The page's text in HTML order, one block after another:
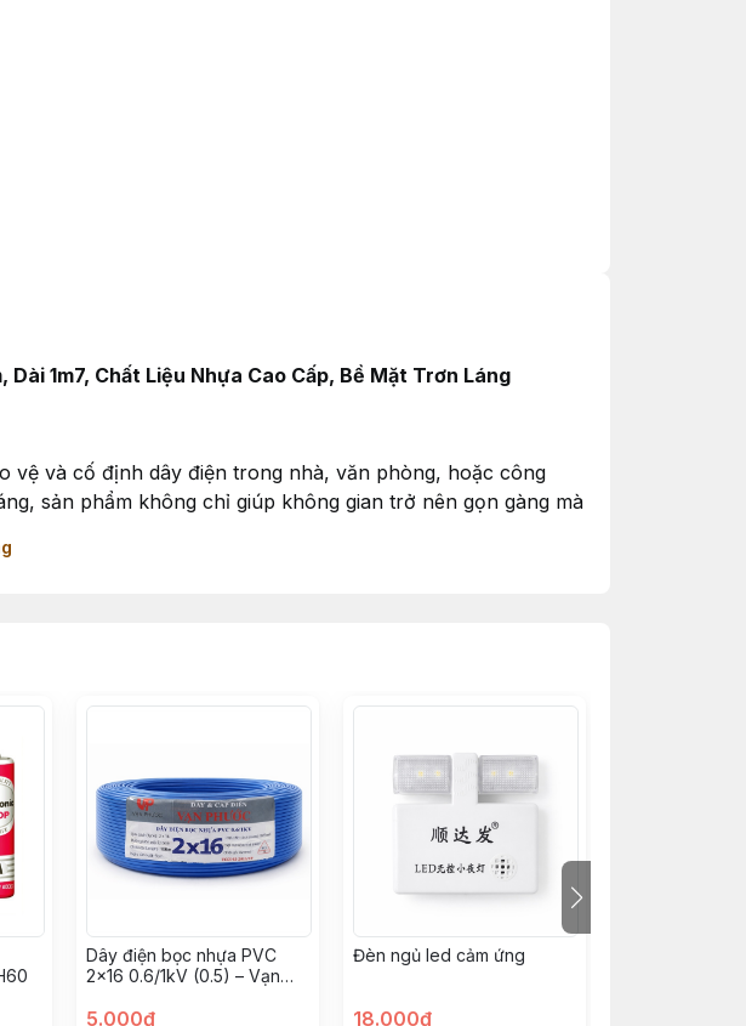
1m7, Chất Liệu Nhựa Cao Cấp, Bề Mặt Trơn Láng
vệ và cố định dây điện trong nhà, văn phòng, hoặc công
sản phẩm không chỉ giúp không gian trở nên gọn gàng mà
công.
va đập.
bung hở, đảm bảo an toàn cho dây dẫn bên trong.
luồn dây điện an toàn và chuyên nghiệp.
Dây điện bọc nhựa PVC
2×16 0.6/1kV (0.5) – Vạn
5.000đ
Đèn ngủ led cảm ứng
18.000đ